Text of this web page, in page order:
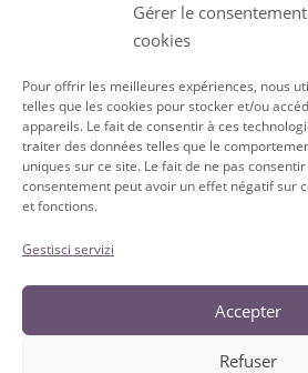
Gérer le
cookies
Pour offrir les meilleures expériences, nous
telles que les cookies pour stocker et/ou
appareils. Le fait de consentir à ces
traiter des données telles que le
uniques sur ce site. Le fait de ne pas
consentement peut avoir un effet négatif sur
et fonctions.
Gestisci servizi
Accepter
Refuser
SERVICE À LA CLIENTÈLE
Conditions Générales de
Politique de Confidentialité